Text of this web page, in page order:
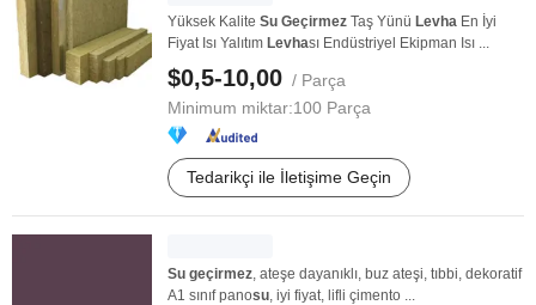
Yüksek Kalite Su Geçirmez Taş Yünü Levha En İyi
Fiyat Isı Yalıtım Levhası Endüstriyel Ekipman Isı ...
$0,5-10,00 / Parça
Minimum miktar:100 Parça
Tedarikçi ile İletişime Geçin
Su geçirmez, ateşe dayanıklı, buz ateşi, tıbbi, dekoratif
A1 sınıf panosu, iyi fiyat, lifli çimento ...